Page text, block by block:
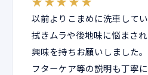
以前よりこまめに洗車して
拭きムラや後地味に悩まさ
興味を持ちお願いしました
フターケア等の説明も丁寧